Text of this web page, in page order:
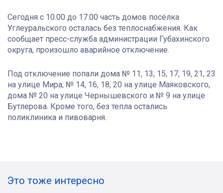
Сегодня с 10.00 до 17.00 часть домов посёлка
Углеуральского осталась без теплоснабжения. Как
сообщает пресс-служба администрации Губахинского
округа, произошло аварийное отключение.
Под отключение попали дома № 11, 13, 15, 17, 19, 21, 23
на улице Мира; № 14, 16, 18, 20 на улице Маяковского,
дома № 20 на улице Чернышевского и № 9 на улице
Бутлерова. Кроме того, без тепла остались
поликлиника и пивоварня.
Это тоже интересно